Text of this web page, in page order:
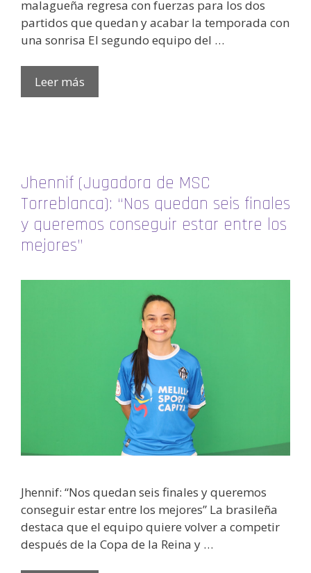
malagueña regresa con fuerzas para los dos
partidos que quedan y acabar la temporada con
una sonrisa El segundo equipo del …
Leer más
Jhennif (Jugadora de MSC
Torreblanca): “Nos quedan seis finales
y queremos conseguir estar entre los
mejores”
Jhennif: “Nos quedan seis finales y queremos
conseguir estar entre los mejores” La brasileña
destaca que el equipo quiere volver a competir
después de la Copa de la Reina y …